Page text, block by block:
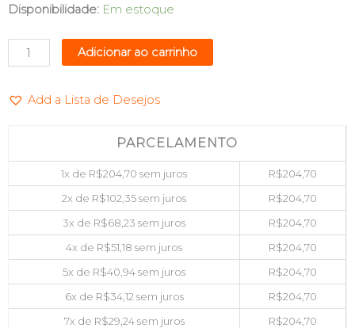
Disponibilidade: Em estoque
DOCK
PRO
P/
2,5/3,5
SD
quantidade
Adicionar ao carrinho
Add a Lista de Desejos
PARCELAMENTO
1x de R$204,70 sem juros R$204,70
2x de R$102,35sem juros R$204,70
3x de R$68,23 sem juros R$204,70
4x de R$51,18 sem juros R$204,70
5x de R$40,94sem juros R$204,70
6x de R$34,12 sem juros R$204,70
7x de R$29,24sem juros R$204,70